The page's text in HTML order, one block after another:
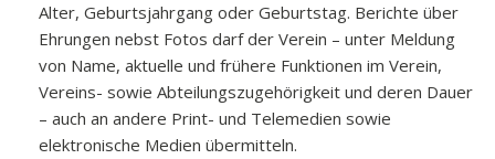
Alter, Geburtsjahrgang oder Geburtstag. Berichte über
Ehrungen nebst Fotos darf der Verein – unter Meldung
von Name, aktuelle und frühere Funktionen im Verein,
Vereins- sowie Abteilungszugehörigkeit und deren Dauer
– auch an andere Print- und Telemedien sowie
elektronische Medien übermitteln.